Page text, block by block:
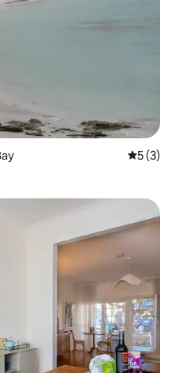
5 de
5 (3)
hóspedes